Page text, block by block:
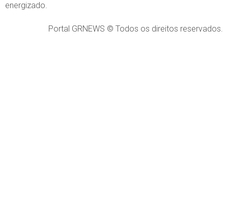
energizado.
Portal GRNEWS © Todos os direitos reservados.